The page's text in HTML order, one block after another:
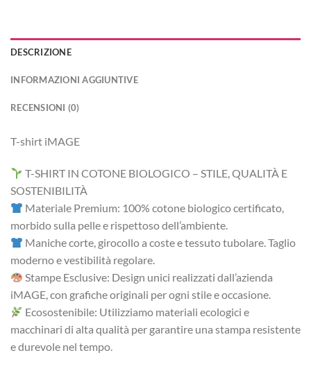
DESCRIZIONE
INFORMAZIONI AGGIUNTIVE
RECENSIONI (0)
T-shirt iMAGE
T-SHIRT IN COTONE BIOLOGICO – STILE, QUALITÀ E
SOSTENIBILITÀ
Materiale Premium: 100% cotone biologico certificato,
morbido sulla pelle e rispettoso dell’ambiente.
Maniche corte, girocollo a coste e tessuto tubolare. Taglio
moderno e vestibilità regolare.
Stampe Esclusive: Design unici realizzati dall’azienda
iMAGE, con grafiche originali per ogni stile e occasione.
Ecosostenibile: Utilizziamo materiali ecologici e
macchinari di alta qualità per garantire una stampa resistente
e durevole nel tempo.